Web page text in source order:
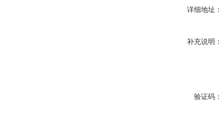
详细地址：
补充说明：
验证码：